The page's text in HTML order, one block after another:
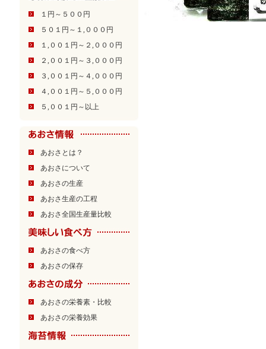
１円～５００円
５０１円～１,０００円
１,００１円～２,０００円
２,００１円～３,０００円
３,００１円～４,０００円
４,００１円～５,０００円
５,００１円～以上
あおさとは？
あおさについて
あおさの生産
あおさ生産の工程
あおさ全国生産量比較
あおさの食べ方
あおさの保存
あおさの栄養素・比較
あおさの栄養効果